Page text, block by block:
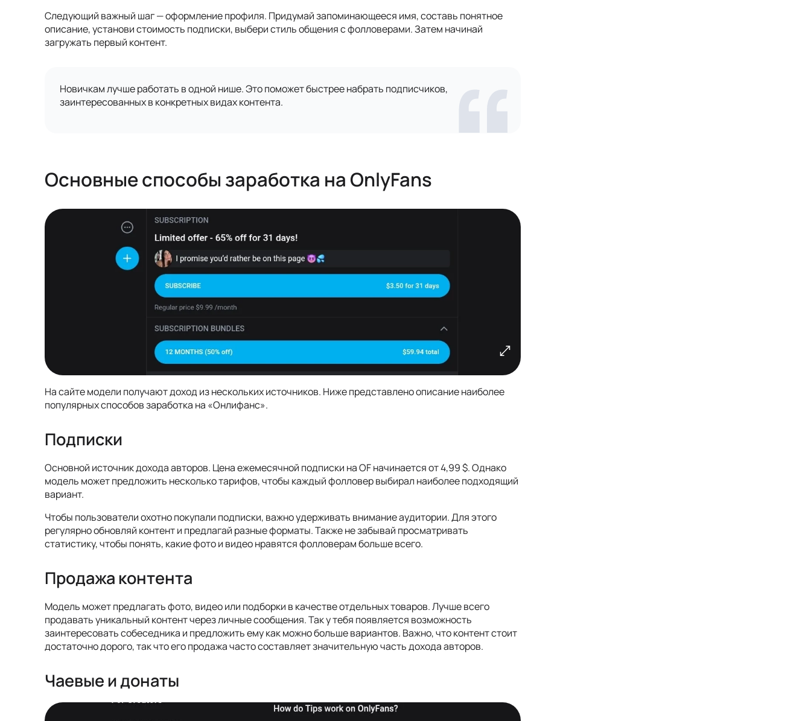
Следующий важный шаг — оформление профиля. Придумай запоминающееся имя, составь понятное
описание, установи стоимость подписки, выбери стиль общения с фолловерами. Затем начинай
загружать первый контент.
Новичкам лучше работать в одной нише. Это поможет быстрее набрать подписчиков,
заинтересованных в конкретных видах контента.
Основные способы заработка на OnlyFans
На сайте модели получают доход из нескольких источников. Ниже представлено описание наиболее
популярных способов заработка на «Онлифанс».
Подписки
Основной источник дохода авторов. Цена ежемесячной подписки на OF начинается от 4,99 $. Однако
модель может предложить несколько тарифов, чтобы каждый фолловер выбирал наиболее подходящий
вариант.
Чтобы пользователи охотно покупали подписки, важно удерживать внимание аудитории. Для этого
регулярно обновляй контент и предлагай разные форматы. Также не забывай просматривать
статистику, чтобы понять, какие фото и видео нравятся фолловерам больше всего.
Продажа контента
Модель может предлагать фото, видео или подборки в качестве отдельных товаров. Лучше всего
продавать уникальный контент через личные сообщения. Так у тебя появляется возможность
заинтересовать собеседника и предложить ему как можно больше вариантов. Важно, что контент стоит
достаточно дорого, так что его продажа часто составляет значительную часть дохода авторов.
Чаевые и донаты